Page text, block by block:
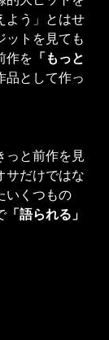
よう」とはせ
ットを見ても
作を 「もっと
品として作っ
っと前作を見
サだけではな
いくつもの
「語られる」